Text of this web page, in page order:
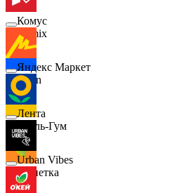
Demix
Ozon
Бубль-Гум
Монетка
Комус
Яндекс Маркет
Лента
Urban Vibes